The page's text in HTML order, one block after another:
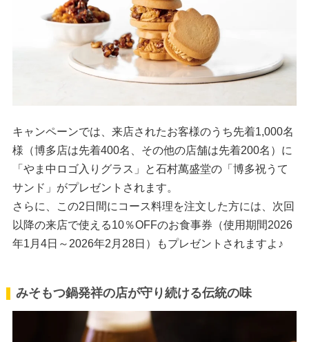
キャンペーンでは、来店されたお客様のうち先着1,000名
様（博多店は先着400名、その他の店舗は先着200名）に
「やま中ロゴ入りグラス」と石村萬盛堂の「博多祝うて
サンド」がプレゼントされます。
さらに、この2日間にコース料理を注文した方には、次回
以降の来店で使える10％OFFのお食事券（使用期間2026
年1月4日～2026年2月28日）もプレゼントされますよ♪
みそもつ鍋発祥の店が守り続ける伝統の味